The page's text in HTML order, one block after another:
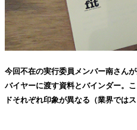
今回不在の実行委員メンバー南さん
バイヤーに渡す資料とバインダー。
ドそれぞれ印象が異なる（業界では